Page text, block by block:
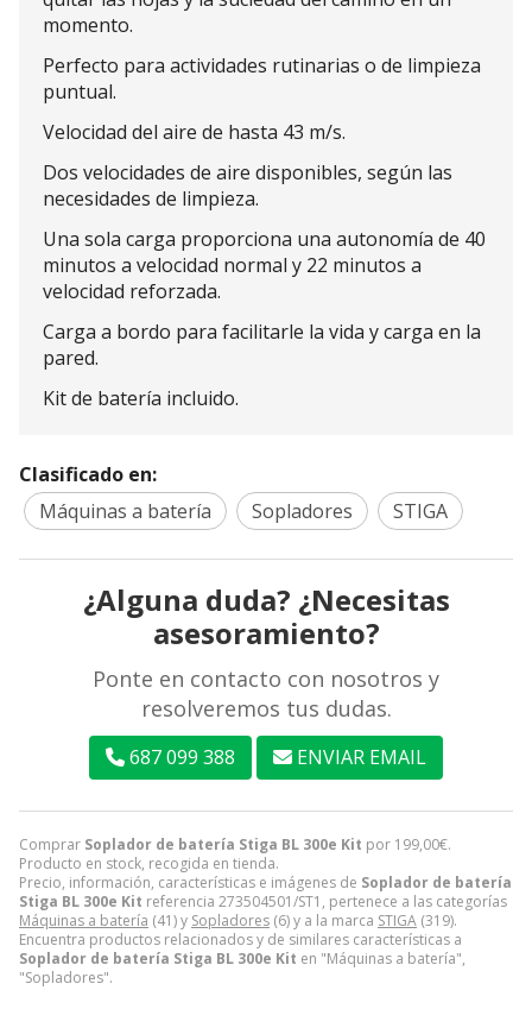
Comprar Soplador de batería Stiga BL 300e Kit por 199,00€.
Producto en stock, recogida en tienda.
Precio, información, características e imágenes de Soplador de batería
Stiga BL 300e Kit referencia 273504501/ST1, pertenece a las categorías
Máquinas a batería (41) y Sopladores (6) y a la marca STIGA (319).
Encuentra productos relacionados y de similares características a
Soplador de batería Stiga BL 300e Kit en "Máquinas a batería",
"Sopladores".
momento.
Perfecto para actividades rutinarias o de limpieza
puntual.
Velocidad del aire de hasta 43 m/s.
Dos velocidades de aire disponibles, según las
necesidades de limpieza.
Una sola carga proporciona una autonomía de 40
minutos a velocidad normal y 22 minutos a
velocidad reforzada.
Carga a bordo para facilitarle la vida y carga en la
pared.
Kit de batería incluido.
Clasificado en:
Máquinas a batería
Sopladores STIGA
¿Alguna duda? ¿Necesitas
asesoramiento?
Ponte en contacto con nosotros y
resolveremos tus dudas.
687 099 388 ENVIAR EMAIL